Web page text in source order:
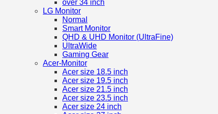
over 34 inch
LG Monitor
Normal
Smart Monitor
QHD & UHD Monitor (UltraFine)
UltraWide
Gaming Gear
Acer-Monitor
Acer size 18.5 inch
Acer size 19.5 inch
Acer size 21.5 inch
Acer size 23.5 inch
Acer size 24 inch